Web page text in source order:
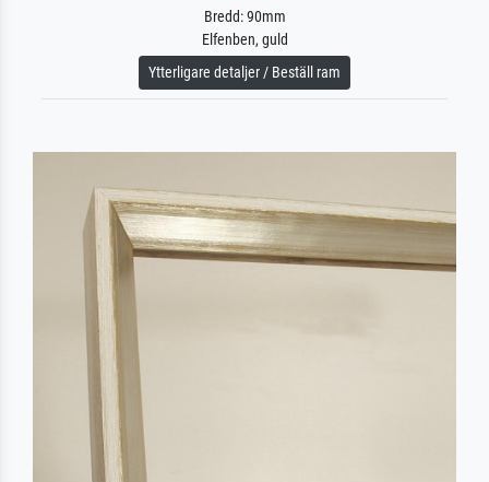
Bredd: 90mm
Elfenben, guld
Ytterligare detaljer / Beställ ram